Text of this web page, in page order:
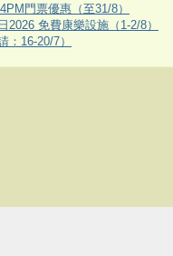
門票優惠（至31/8）
2026 免費康樂設施（1-2/8）
：16-20/7）